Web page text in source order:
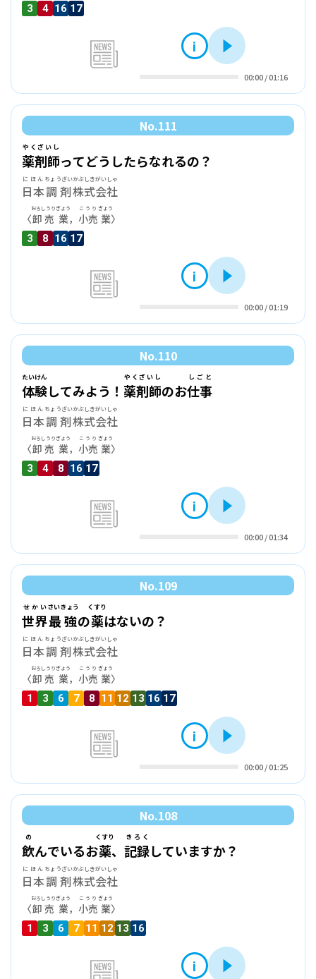
3 4 16 17
i 再生
00:00/01:16
No.111
薬剤師
やくざいし
ってどうしたらなれるの？
日本
にほん
調剤
ちょうざい
株式会社
かぶしきがいしゃ
3 8 16 17
〈卸売
おろしうり
業
ぎょう
， 小売
こうり
業
ぎょう
〉
i 再生
00:00/01:19
No.110
体験
たいけん
してみよう！ 薬剤師
やくざいし
のお仕事
しごと
日本
にほん
調剤
ちょうざい
株式会社
かぶしきがいしゃ
3 4 8 16 17
〈卸売
おろしうり
業
ぎょう
， 小売
こうり
業
ぎょう
〉
i 再生
00:00/01:34
No.109
世界
せかい
最強
さいきょう
の薬
くすり
はないの？
日本
にほん
調剤
ちょうざい
株式会社
かぶしきがいしゃ
1 3 6 7 8 11 12 13 16 17
〈卸売
おろしうり
業
ぎょう
， 小売
こうり
業
ぎょう
〉
i 再生
00:00/01:25
No.108
飲
の
んでいるお薬
くすり
、 記録
きろく
していますか？
日本
にほん
調剤
ちょうざい
株式会社
かぶしきがいしゃ
1 3 6 7 11 12 13 16
〈卸売
おろしうり
業
ぎょう
， 小売
こうり
業
ぎょう
〉
i 再生